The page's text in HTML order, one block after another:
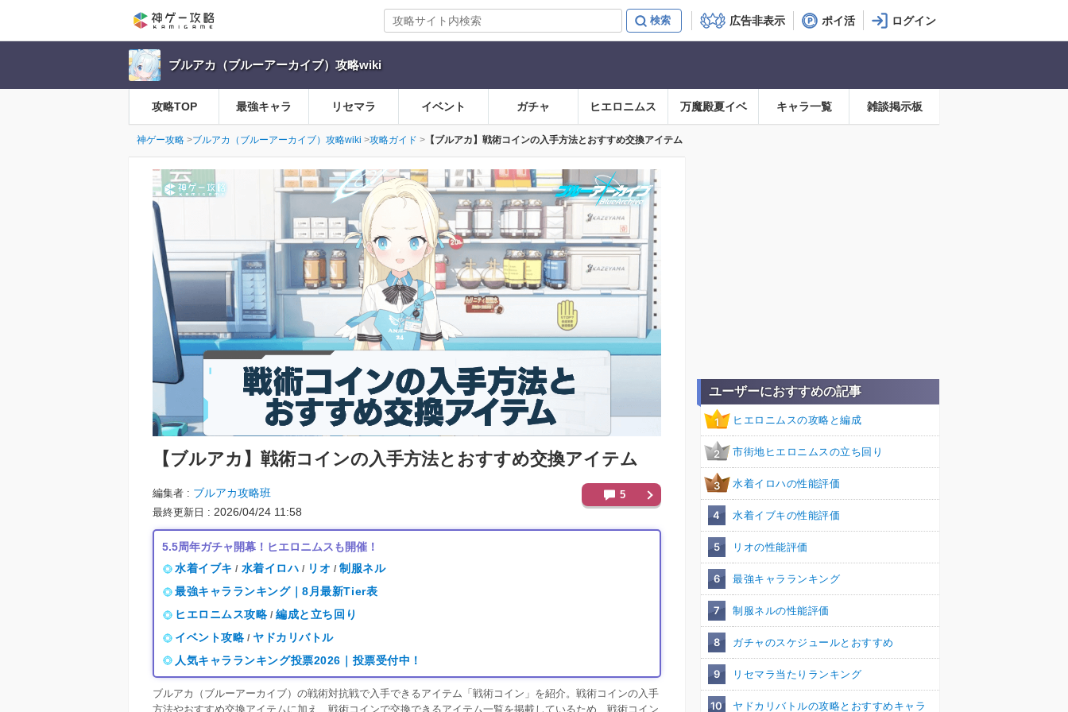
広告非表示 ポイ活
ブルアカ（ブルーアーカイブ）攻略wiki
攻略TOP 最強キャラ リセマラ イベント ガチャ ヒエロニムス 万魔殿夏イベ キャラ一覧 雑談掲示板
神ゲー攻略 ブルアカ（ブルーアーカイブ）攻略wiki 攻略ガイド 【ブルアカ】戦術コインの入手方法とおすすめ交換アイテム
【ブルアカ】 戦術コインの入手方法とおすすめ交換アイテム
編集者 ブルアカ攻略班
最終更新日 2026/04/24 11:58
5
5.5周年ガチャ開幕！ヒエロニムスも開催！
水着イブキ / 水着イロハ / リオ / 制服ネル
最強キャラランキング｜8月最新Tier表
ヒエロニムス攻略 / 編成と立ち回り
イベント攻略 / ヤドカリバトル
人気キャラランキング投票2026｜投票受付中！
ブルアカ（ブルーアーカイブ）の戦術対抗戦で入手できるアイテム「戦術コイン」を紹介。戦術コインの入手
方法やおすすめ交換アイテムに加え、戦術コインで交換できるアイテム一覧を掲載しているため、戦術コイン
ユーザーにおすすめの記事
1 ヒエロニムスの攻略と編成
2 市街地ヒエロニムスの立ち回り
3 水着イロハの性能評価
4 水着イブキの性能評価
5 リオの性能評価
6 最強キャラランキング
7 制服ネルの性能評価
8 ガチャのスケジュールとおすすめ
9 リセマラ当たりランキング
10 ヤドカリバトルの攻略とおすすめキャラ